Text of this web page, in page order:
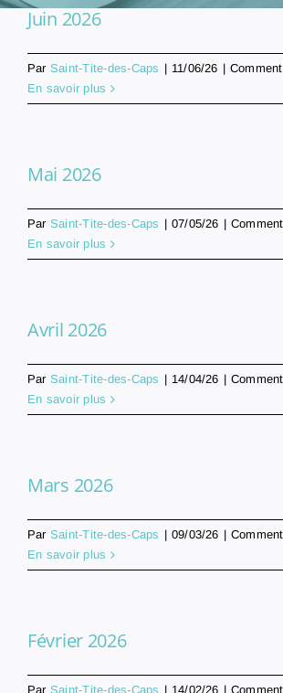
Juin 2026
Par Saint-Tite-des-Caps | 11/06/26 |
En savoir plus
Mai 2026
Par Saint-Tite-des-Caps | 07/05/26 |
En savoir plus
Avril 2026
Par Saint-Tite-des-Caps | 14/04/26 |
En savoir plus
Mars 2026
Par Saint-Tite-des-Caps | 09/03/26 |
En savoir plus
Février 2026
Par Saint-Tite-des-Caps | 14/02/26 |